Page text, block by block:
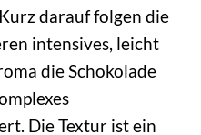
darauf folgen die
intensives, leicht
die Schokolade
Die Textur ist ein